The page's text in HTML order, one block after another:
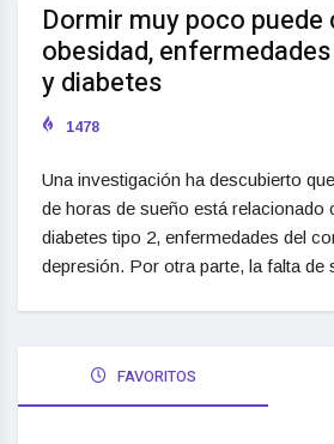
Dormir muy poco puede
obesidad,
y diabetes
1478
Una investigación ha descubierto
de horas de sueño está relacionado
diabetes tipo 2, enfermedades del
depresión. Por otra parte, la falta de
FAVORITOS